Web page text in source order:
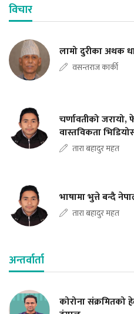
विचार
लामो दुरीका अथक
वसन्तराज कार्की
चर्णावतीको
वास्तविकता
तारा बहादुर महत
भाषामा भुत्ते बन्दै
तारा बहादुर महत
अन्तर्वार्ता
कोरोना संक्रमितको